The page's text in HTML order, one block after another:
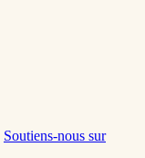
Soutiens-nous sur